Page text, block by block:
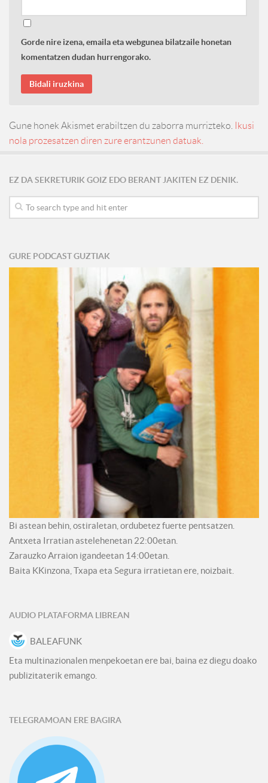
Gorde nire izena, emaila eta webgunea bilatzaile honetan
komentatzen dudan hurrengorako.
Gune honek Akismet erabiltzen du zaborra murrizteko.
Ikusi
nola prozesatzen diren zure erantzunen datuak.
EZ DA SEKRETURIK GOIZ EDO BERANT JAKITEN EZ DENIK.
GURE PODCAST GUZTIAK
Bi astean behin, ostiraletan, ordubetez fuerte pentsatzen.
Antxeta Irratian astelehenetan 22:00etan.
Zarauzko Arraion igandeetan 14:00etan.
Baita KKinzona, Txapa eta Segura irratietan ere, noizbait.
AUDIO PLATAFORMA LIBREAN
BALEAFUNK
Eta multinazionalen menpekoetan ere bai, baina ez diegu doako
publizitaterik emango.
TELEGRAMOAN ERE BAGIRA